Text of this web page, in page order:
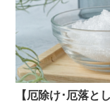
【厄除け･厄落と